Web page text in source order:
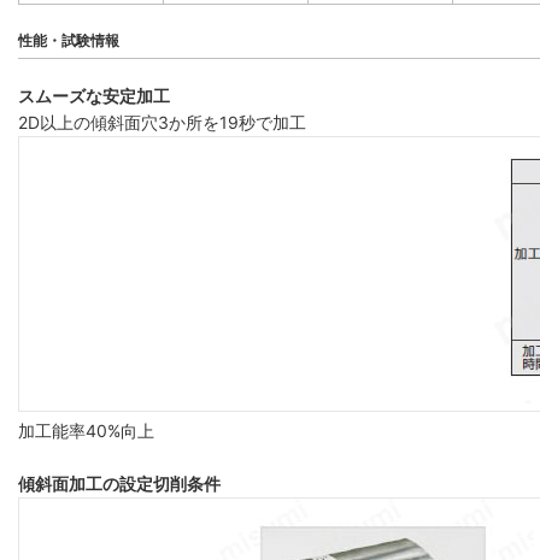
性能・試験情報
スムーズな安定加工
2D以上の傾斜面穴3か所を19秒で加工
加工能率40%向上
傾斜面加工の設定切削条件